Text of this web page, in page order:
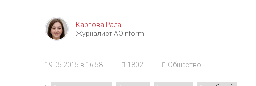
Карпова Рада
Журналист AOinform
19.05.2015 в 16:58 1802 Общество